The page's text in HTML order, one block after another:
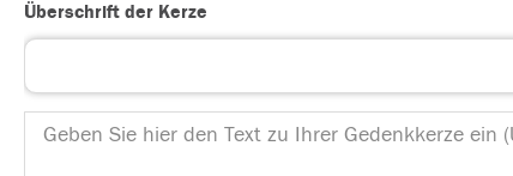
Überschrift der Kerze